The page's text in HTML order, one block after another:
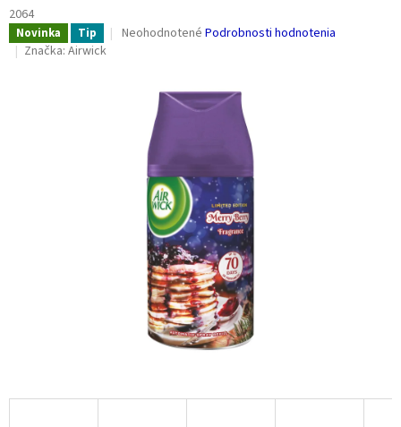
2064
Novinka Tip
Priemerné
hviezdičiek.
Neohodnotené Podrobnosti hodnotenia
Značka: Airwick